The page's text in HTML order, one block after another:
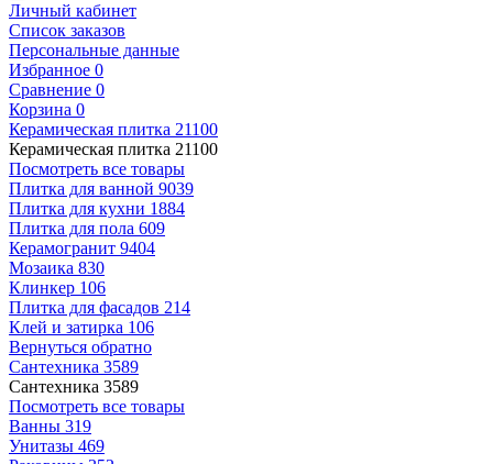
Личный кабинет
Список заказов
Персональные данные
Избранное 0
Сравнение 0
Корзина 0
Керамическая плитка 21100
Керамическая плитка 21100
Посмотреть все товары
Плитка для ванной 9039
Плитка для кухни 1884
Плитка для пола 609
Керамогранит 9404
Мозаика 830
Клинкер 106
Плитка для фасадов 214
Клей и затирка 106
Вернуться обратно
Сантехника 3589
Сантехника 3589
Посмотреть все товары
Ванны 319
Унитазы 469